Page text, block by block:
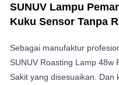
SUNUV Lampu
Kuku Sensor Tanpa
Sebagai manufaktur
SUNUV Roasting Lamp 48w
Sakit yang disesuaikan. Dan